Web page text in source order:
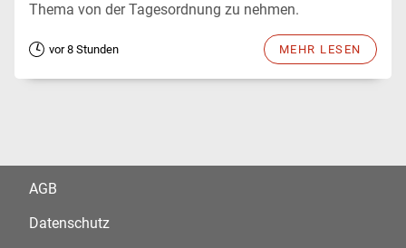
Thema von der Tagesordnung zu nehmen.
vor 8 Stunden MEHR LESEN
AGB
Datenschutz